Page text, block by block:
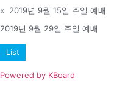
«
2019년 9월 15일 주일 예배
2019년 9월 29일 주일 예배
List
Powered by KBoard